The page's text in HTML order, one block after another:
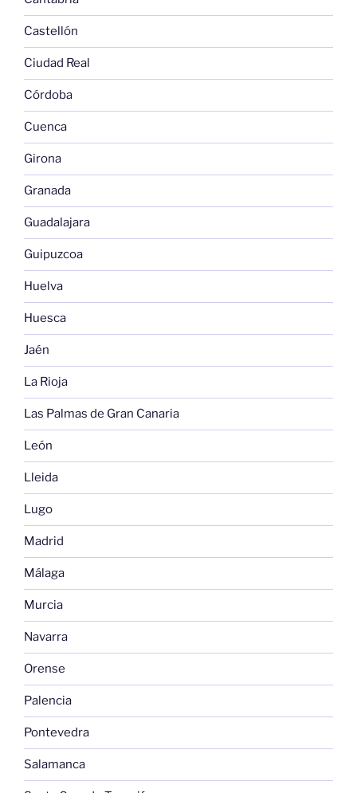
Castellón
Ciudad Real
Córdoba
Cuenca
Girona
Granada
Guadalajara
Guipuzcoa
Huelva
Huesca
Jaén
La Rioja
Las Palmas de Gran Canaria
León
Lleida
Lugo
Madrid
Málaga
Murcia
Navarra
Orense
Palencia
Pontevedra
Salamanca